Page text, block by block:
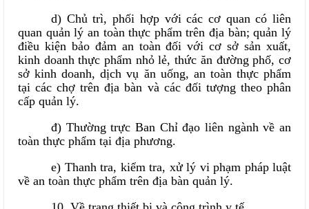
d) Chủ trì, phối hợp với các cơ quan có liên
quan quản lý an toàn thực phẩm trên địa bàn; quản lý
điều kiện bảo đảm an toàn đối với cơ sở sản xuất,
kinh doanh thực phẩm nhỏ lẻ, thức ăn đường phố, cơ
sở kinh doanh, dịch vụ ăn uống, an toàn thực phẩm
tại các chợ trên địa bàn và các đối tượng theo phân
cấp quản lý.
đ) Thường trực Ban Chỉ đạo liên ngành về an
toàn thực phẩm tại địa phương.
e) Thanh tra, kiểm tra, xử lý vi phạm pháp luật
về an toàn thực phẩm trên địa bàn quản lý.